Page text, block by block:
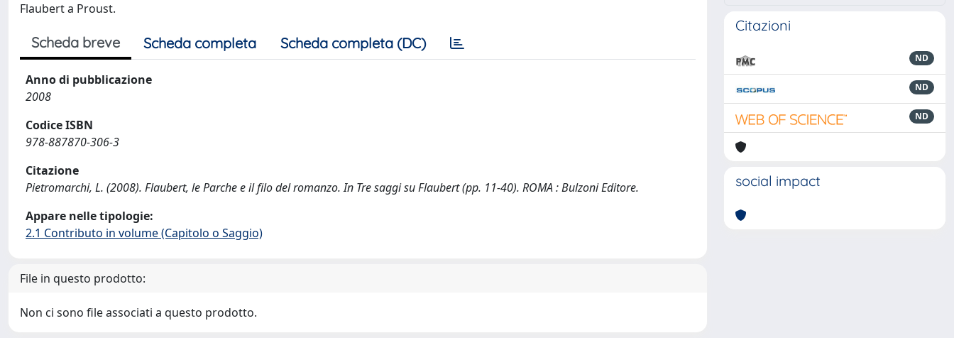
Flaubert a Proust.
Scheda breve Scheda completa Scheda completa (DC)
Anno di pubblicazione
2008
Codice ISBN
978-887870-306-3
Citazione
Pietromarchi, L. (2008). Flaubert, le Parche e il filo del romanzo. In Tre saggi su Flaubert (pp. 11-40). ROMA : Bulzoni Editore.
Appare nelle tipologie:
2.1 Contributo in volume (Capitolo o Saggio)
File in questo prodotto:
Non ci sono file associati a questo prodotto.
Citazioni
ND
ND
ND
social impact